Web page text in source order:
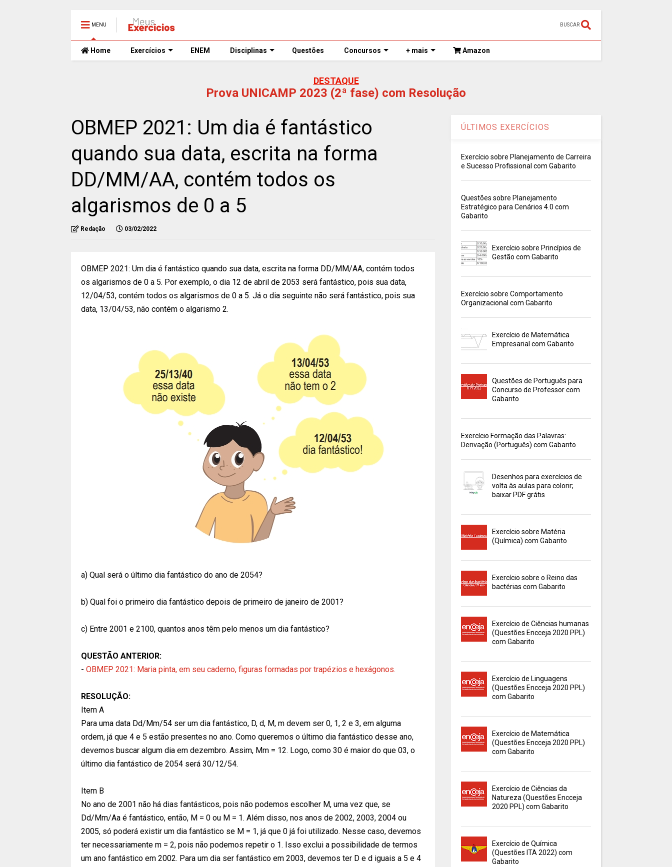
MENU BUSCAR
Home Exercícios ENEM Disciplinas Questões Concursos + mais Amazon
DESTAQUE
Prova UNICAMP 2023 (2ª fase) com Resolução
OBMEP 2021: Um dia é fantástico
quando sua data, escrita na forma
DD/MM/AA, contém todos os
algarismos de 0 a 5
Redação 03/02/2022
OBMEP 2021: Um dia é fantástico quando sua data, escrita na forma DD/MM/AA, contém todos
os algarismos de 0 a 5. Por exemplo, o dia 12 de abril de 2053 será fantástico, pois sua data,
12/04/53, contém todos os algarismos de 0 a 5. Já o dia seguinte não será fantástico, pois sua
data, 13/04/53, não contém o algarismo 2.
a) Qual será o último dia fantástico do ano de 2054?
b) Qual foi o primeiro dia fantástico depois de primeiro de janeiro de 2001?
c) Entre 2001 e 2100, quantos anos têm pelo menos um dia fantástico?
QUESTÃO ANTERIOR:
- OBMEP 2021: Maria pinta, em seu caderno, figuras formadas por trapézios e hexágonos.
RESOLUÇÃO:
Item A
Para uma data Dd/Mm/54 ser um dia fantástico, D, d, M, m devem ser 0, 1, 2 e 3, em alguma
ordem, já que 4 e 5 estão presentes no ano. Como queremos o último dia fantástico desse ano,
devemos buscar algum dia em dezembro. Assim, Mm = 12. Logo, como 30 é maior do que 03, o
último dia fantástico de 2054 será 30/12/54.
Item B
No ano de 2001 não há dias fantásticos, pois não podemos escolher M, uma vez que, se
Dd/Mm/Aa é fantástico, então, M = 0 ou M = 1. Além disso, nos anos de 2002, 2003, 2004 ou
2005, só poderá existir um dia fantástico se M = 1, já que 0 já foi utilizado. Nesse caso, devemos
ter necessariamente m = 2, pois não podemos repetir o 1. Isso exclui a possibilidade de termos
um ano fantástico em 2002. Para um dia ser fantástico em 2003, devemos ter D e d iguais a 5 e 4
ÚLTIMOS EXERCÍCIOS
Exercício sobre Planejamento de Carreira
e Sucesso Profissional com Gabarito
Questões sobre Planejamento
Estratégico para Cenários 4.0 com
Gabarito
Exercício sobre Princípios de
Gestão com Gabarito
Exercício sobre Comportamento
Organizacional com Gabarito
Exercício de Matemática
Empresarial com Gabarito
Questões de Português para
Concurso de Professor com
Gabarito
Exercício Formação das Palavras:
Derivação (Português) com Gabarito
Desenhos para exercícios de
volta às aulas para colorir;
baixar PDF grátis
Exercício sobre Matéria
(Química) com Gabarito
Exercício sobre o Reino das
bactérias com Gabarito
Exercício de Ciências humanas
(Questões Encceja 2020 PPL)
com Gabarito
Exercício de Linguagens
(Questões Encceja 2020 PPL)
com Gabarito
Exercício de Matemática
(Questões Encceja 2020 PPL)
com Gabarito
Exercício de Ciências da
Natureza (Questões Encceja
2020 PPL) com Gabarito
Exercício de Química
(Questões ITA 2022) com
Gabarito